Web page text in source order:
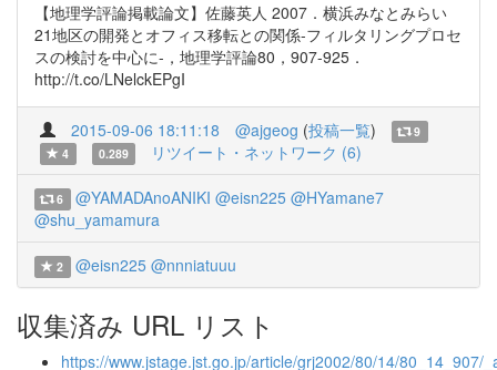
【地理学評論掲載論文】佐藤英人 2007．横浜みなとみらい
21地区の開発とオフィス移転との関係-フィルタリングプロセ
スの検討を中心に-，地理学評論80，907-925．
http://t.co/LNelckEPgI
2015-09-06 18:11:18 @ajgeog (投稿一覧)
9
4
0.289 リツイート・ネットワーク (6)
6 @YAMADAnoANIKI @eisn225 @HYamane7
@shu_yamamura
2 @eisn225 @nnniatuuu
収集済み URL リスト
https://www.jstage.jst.go.jp/article/grj2002/80/14/80_14_907/